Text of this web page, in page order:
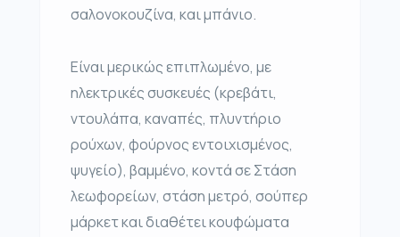
σαλονοκουζίνα, και μπάνιο.
Είναι μερικώς επιπλωμένο, με
ηλεκτρικές συσκευές (κρεβάτι,
ντουλάπα, καναπές, πλυντήριο
ρούχων, φούρνος εντοιχισμένος,
ψυγείο), βαμμένο, κοντά σε Στάση
λεωφορείων, στάση μετρό, σούπερ
μάρκετ και διαθέτει κουφώματα